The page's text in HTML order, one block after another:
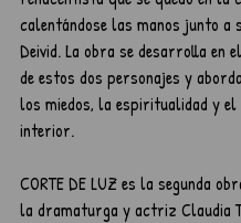
calentándose las manos junto a
Deivid. La obra se desarrolla en
de estos dos personajes y
los miedos, la espiritualidad y
interior.
CORTE DE LUZ es la segunda
la dramaturga y actriz Claudia